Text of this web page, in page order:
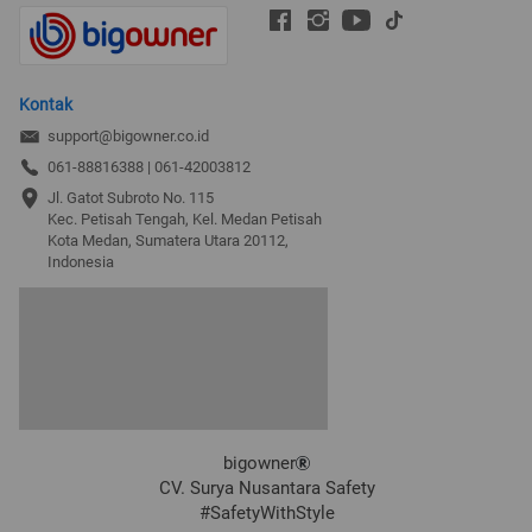
Kontak
support@bigowner.co.id
061-88816388 | 061-42003812
Jl. Gatot Subroto No. 115
Kec. Petisah Tengah, Kel. Medan Petisah
Kota Medan, Sumatera Utara 20112,
Indonesia
bigowner
CV. Surya Nusantara Safety
#SafetyWithStyle